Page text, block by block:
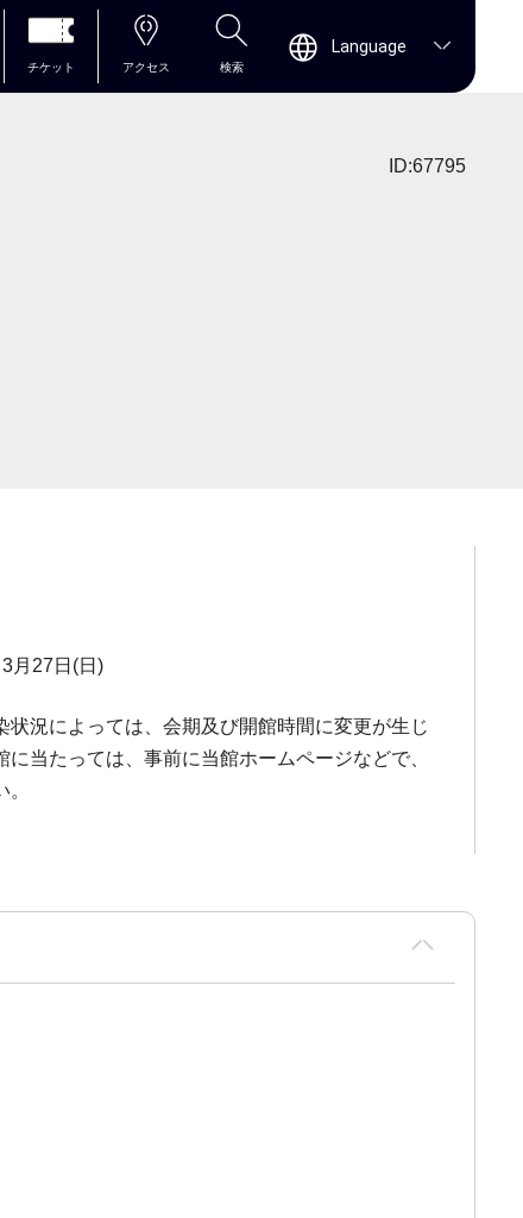
チケット アクセス 検索
Language
ID:67795
月27日(日)
状況によっては、会期及び開館時間に変更が生じ
に当たっては、事前に当館ホームページなどで、